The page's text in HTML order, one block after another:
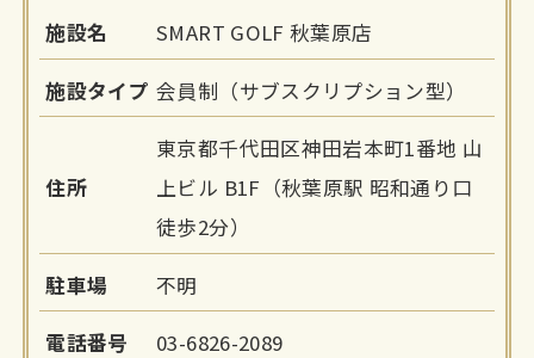
施設名 SMART GOLF 秋葉原店
施設タイプ 会員制（サブスクリプション型）
住所
東京都千代田区神田岩本町1番地 山
上ビル B1F（秋葉原駅 昭和通り口
徒歩2分）
駐車場 不明
電話番号 03-6826-2089